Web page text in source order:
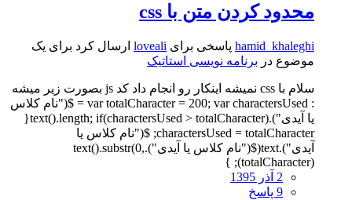
محدود کردن متن با css
hamid_khaleghiپاسخی برای lovealiارسال کرد برای یک
موضوع در برنامه نویسی استاتیک
سلام با css نمیشه اینکار رو انجام داد کد js بصورت زیر میشه
: var totalCharacter = 200; var charactersUsed = $("نام کلاس
یا آیدی").text().length; if(charactersUsed > totalCharacter){
charactersUsed = totalCharacter; $("نام کلاس یا
آیدی").text($("نام کلاس یا آیدی").text().substr(0,
totalCharacter)); }
2 آذر 1395
9 پاسخ